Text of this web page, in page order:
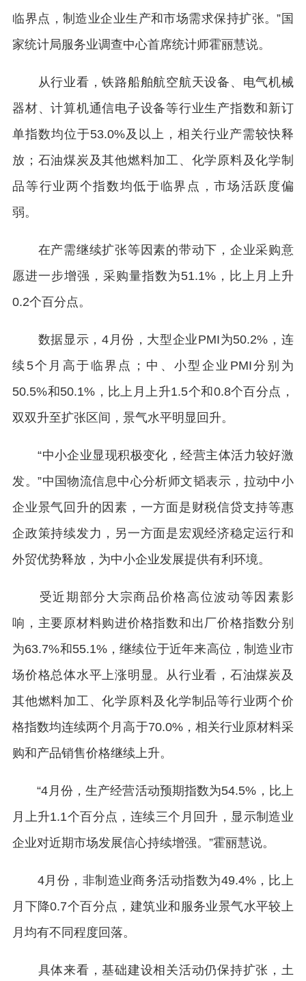
临界点，制造业企业生产和市场需求保持扩张。”国
家统计局服务业调查中心首席统计师霍丽慧说。
从行业看，铁路船舶航空航天设备、电气机械
器材、计算机通信电子设备等行业生产指数和新订
单指数均位于53.0%及以上，相关行业产需较快释
放；石油煤炭及其他燃料加工、化学原料及化学制
品等行业两个指数均低于临界点，市场活跃度偏
弱。
在产需继续扩张等因素的带动下，企业采购意
愿进一步增强，采购量指数为51.1%，比上月上升
0.2个百分点。
数据显示，4月份，大型企业PMI为50.2%，连
续5个月高于临界点；中、小型企业PMI分别为
50.5%和50.1%，比上月上升1.5个和0.8个百分点，
双双升至扩张区间，景气水平明显回升。
“中小企业显现积极变化，经营主体活力较好激
发。”中国物流信息中心分析师文韬表示，拉动中小
企业景气回升的因素，一方面是财税信贷支持等惠
企政策持续发力，另一方面是宏观经济稳定运行和
外贸优势释放，为中小企业发展提供有利环境。
受近期部分大宗商品价格高位波动等因素影
响，主要原材料购进价格指数和出厂价格指数分别
为63.7%和55.1%，继续位于近年来高位，制造业市
场价格总体水平上涨明显。从行业看，石油煤炭及
其他燃料加工、化学原料及化学制品等行业两个价
格指数均连续两个月高于70.0%，相关行业原材料采
购和产品销售价格继续上升。
“4月份，生产经营活动预期指数为54.5%，比上
月上升1.1个百分点，连续三个月回升，显示制造业
企业对近期市场发展信心持续增强。”霍丽慧说。
4月份，非制造业商务活动指数为49.4%，比上
月下降0.7个百分点，建筑业和服务业景气水平较上
月均有不同程度回落。
具体来看，基础建设相关活动仍保持扩张，土